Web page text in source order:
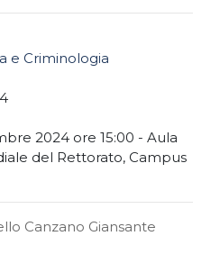
e Criminologia
2024 ore 15:00 - Aula
del Rettorato, Campus
Canzano Giansante